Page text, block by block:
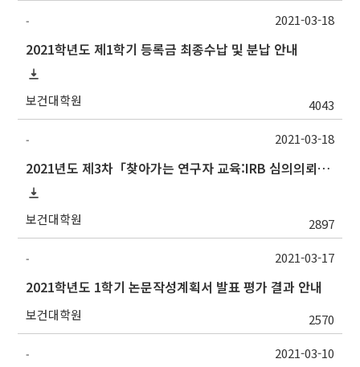
-
2021학년도 제1학기 등록금 최종수납 및 분납 안내
보건대학원 4043
2021-03-18
-
2021년도 제3차「찾아가는 연구자 교육:IRB 심의의뢰서 작성법」안내
보건대학원 2897
2021-03-18
-
2021학년도 1학기 논문작성계획서 발표 평가 결과 안내
보건대학원 2570
2021-03-17
- 2021-03-10